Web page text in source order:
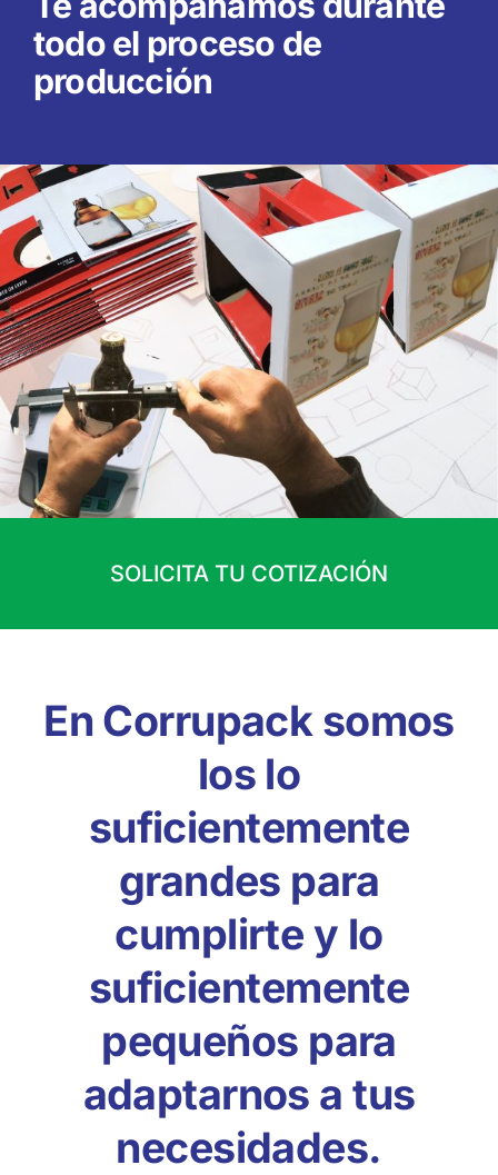
todo el proceso de
producción
SOLICITA TU COTIZACIÓN
En Corrupack somos
los lo
suficientemente
grandes para
cumplirte y lo
suficientemente
pequeños para
adaptarnos a tus
necesidades.